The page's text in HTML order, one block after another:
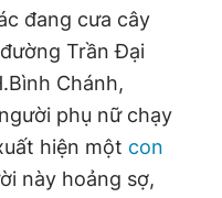
cần biết
hệ quảng cáo
đang cưa cây
Trần Đại
Chánh,
phụ nữ chạy
hiện một con
này hoảng sợ,